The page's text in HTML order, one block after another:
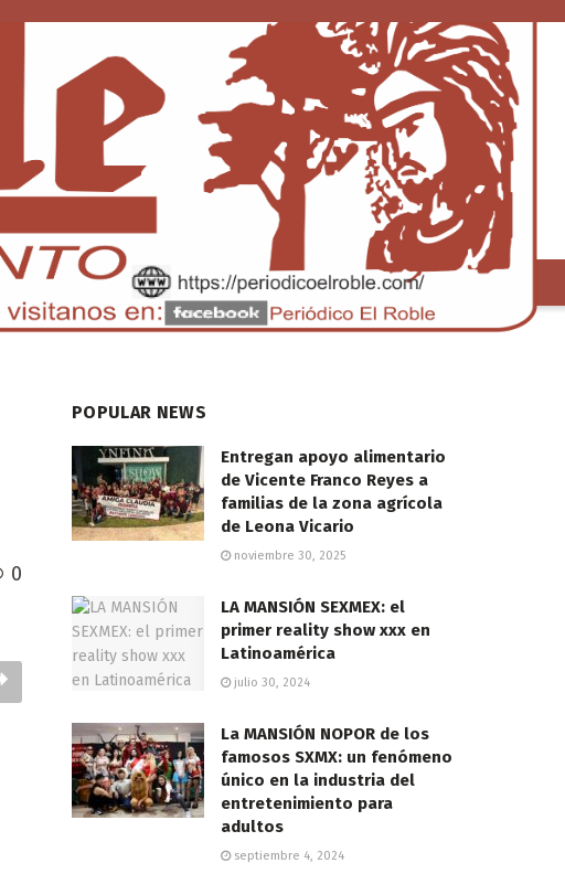
DEPORTES TENDENCIA
0
POPULAR NEWS
Entregan apoyo alimentario
de Vicente Franco Reyes a
familias de la zona agrícola
de Leona Vicario
noviembre 30, 2025
LA MANSIÓN SEXMEX: el
primer reality show xxx en
Latinoamérica
julio 30, 2024
La MANSIÓN NOPOR de los
famosos SXMX: un fenómeno
único en la industria del
entretenimiento para
adultos
septiembre 4, 2024